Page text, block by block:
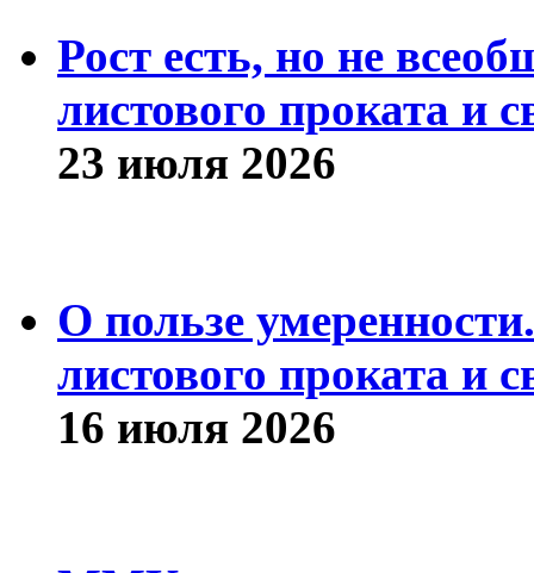
Рост есть, но не
листового проката и
23 июля 2026
О пользе
листового проката и
16 июля 2026